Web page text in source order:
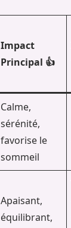
Impact
Principal 👍
Calme,
sérénité,
favorise le
sommeil
Apaisant,
équilibrant,